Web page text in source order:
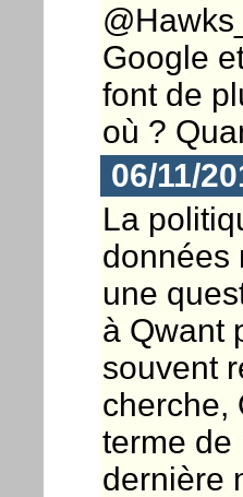
Google
font de
où ?
06/11/
La
données
une
à Qwant
souvent
cherche,
terme de
dernière